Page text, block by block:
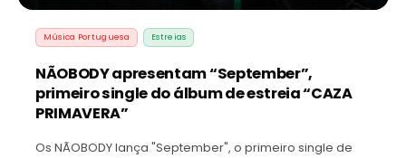
Música Portuguesa Estreias
NÃOBODY apresentam “September”,
primeiro single do álbum de estreia “CAZA
PRIMAVERA”
Os NÃOBODY lança "September", o primeiro single de